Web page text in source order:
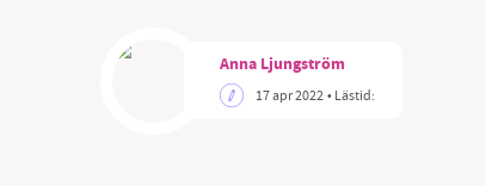
Anna Ljungström
17 apr 2022• Lästid: